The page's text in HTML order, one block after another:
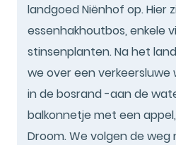
landgoed Niënhof op. Hier
essenhakhoutbos, enkele
stinsenplanten. Na het
we over een verkeersluwe
in de bosrand -aan de
balkonnetje met een
Droom. We volgen de weg